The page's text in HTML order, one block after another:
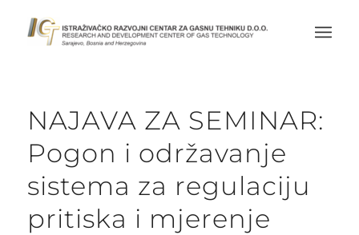
NAJAVA ZA SEMINAR:
Pogon i održavanje
sistema za regulaciju
pritiska i mjerenje